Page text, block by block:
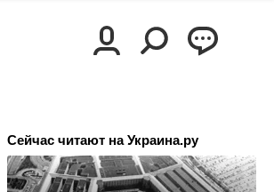
Сейчас читают на Украина.ру